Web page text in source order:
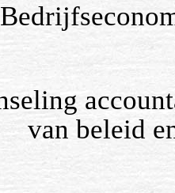
van beleid